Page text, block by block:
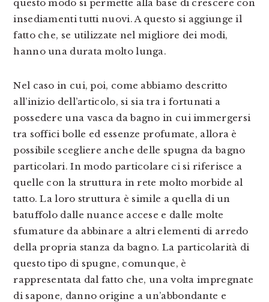
questo modo si permette alla base di crescere con
insediamenti tutti nuovi. A questo si aggiunge il
fatto che, se utilizzate nel migliore dei modi,
hanno una durata molto lunga.
Nel caso in cui, poi, come abbiamo descritto
all’inizio dell’articolo, si sia tra i fortunati a
possedere una vasca da bagno in cui immergersi
tra soffici bolle ed essenze profumate, allora è
possibile scegliere anche delle spugna da bagno
particolari. In modo particolare ci si riferisce a
quelle con la struttura in rete molto morbide al
tatto. La loro struttura è simile a quella di un
batuffolo dalle nuance accese e dalle molte
sfumature da abbinare a altri elementi di arredo
della propria stanza da bagno. La particolarità di
questo tipo di spugne, comunque, è
rappresentata dal fatto che, una volta impregnate
di sapone, danno origine a un’abbondante e